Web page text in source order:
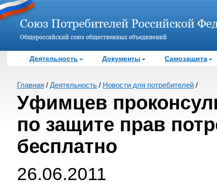
Деятельность Документы Самозащита
Главная / Деятельность / Новости для потребителей /
Уфимцев
по защите прав
бесплатно
26.06.2011